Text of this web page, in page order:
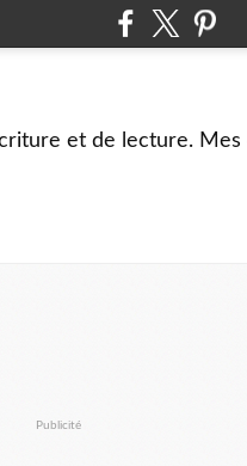
et de lecture. Mes
Publicité